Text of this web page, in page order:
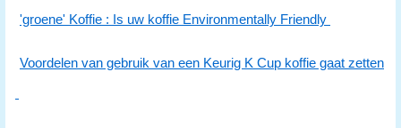
'groene' Koffie : Is uw koffie Environmentally Friendly
Voordelen van gebruik van een Keurig K Cup koffie gaat zetten